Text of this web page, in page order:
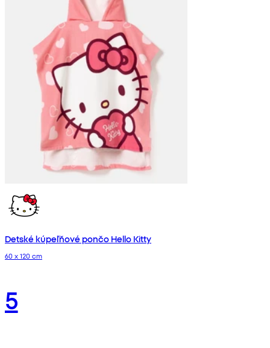
Detské kúpeľňové pončo Hello Kitty
60 x 120 cm
5